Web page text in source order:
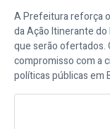
A Prefeitura reforça
da Ação Itinerante
que serão ofertados.
compromisso com a
políticas públicas em